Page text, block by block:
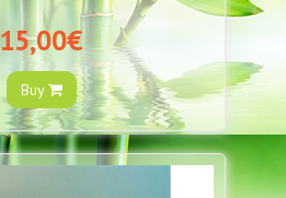
15,00€
Buy